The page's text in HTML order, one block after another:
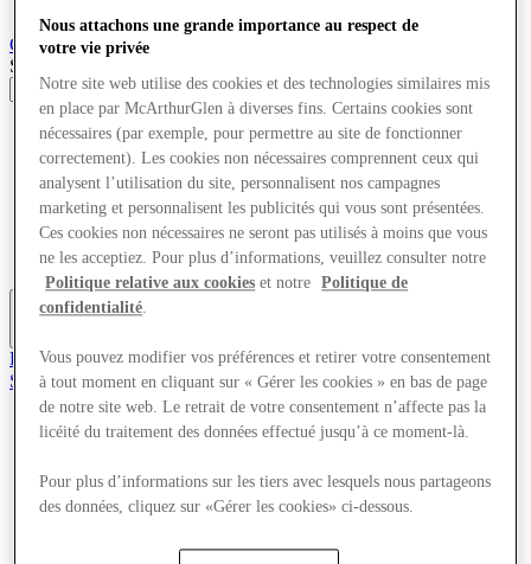
Cheshire OaksVillage de Marques
Search input
Magasins
Offres
Planifiez votre visite
Quoi de neuf
Mangez et buvez
Cartes cadeaux
Services
Rejoignez le club
Sauvé
Magasins
Planifiez votre visite
Quoi de neuf
Nous attachons une grande importance au respect de
votre vie privée
Notre site web utilise des cookies et des technologies similaires mis
en place par McArthurGlen à diverses fins. Certains cookies sont
nécessaires (par exemple, pour permettre au site de fonctionner
correctement). Les cookies non nécessaires comprennent ceux qui
analysent l’utilisation du site, personnalisent nos campagnes
marketing et personnalisent les publicités qui vous sont présentées.
Ces cookies non nécessaires ne seront pas utilisés à moins que vous
ne les acceptiez. Pour plus d’informations, veuillez consulter notre
Politique relative aux cookies et notre
Politique de
confidentialité.
Vous pouvez modifier vos préférences et retirer votre consentement
à tout moment en cliquant sur « Gérer les cookies » en bas de page
de notre site web. Le retrait de votre consentement n’affecte pas la
licéité du traitement des données effectué jusqu’à ce moment-là.
Pour plus d’informations sur les tiers avec lesquels nous partageons
des données, cliquez sur «Gérer les cookies» ci-dessous.